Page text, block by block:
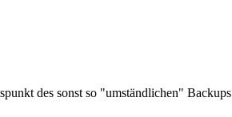
des sonst so "umständlichen" Backups